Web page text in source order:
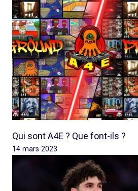
Qui sont A4E ? Que font-ils ?
14 mars 2023